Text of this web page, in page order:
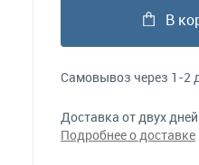
В
Самовывоз через 1-2
Доставка от двух дней
Подробнее о доставке